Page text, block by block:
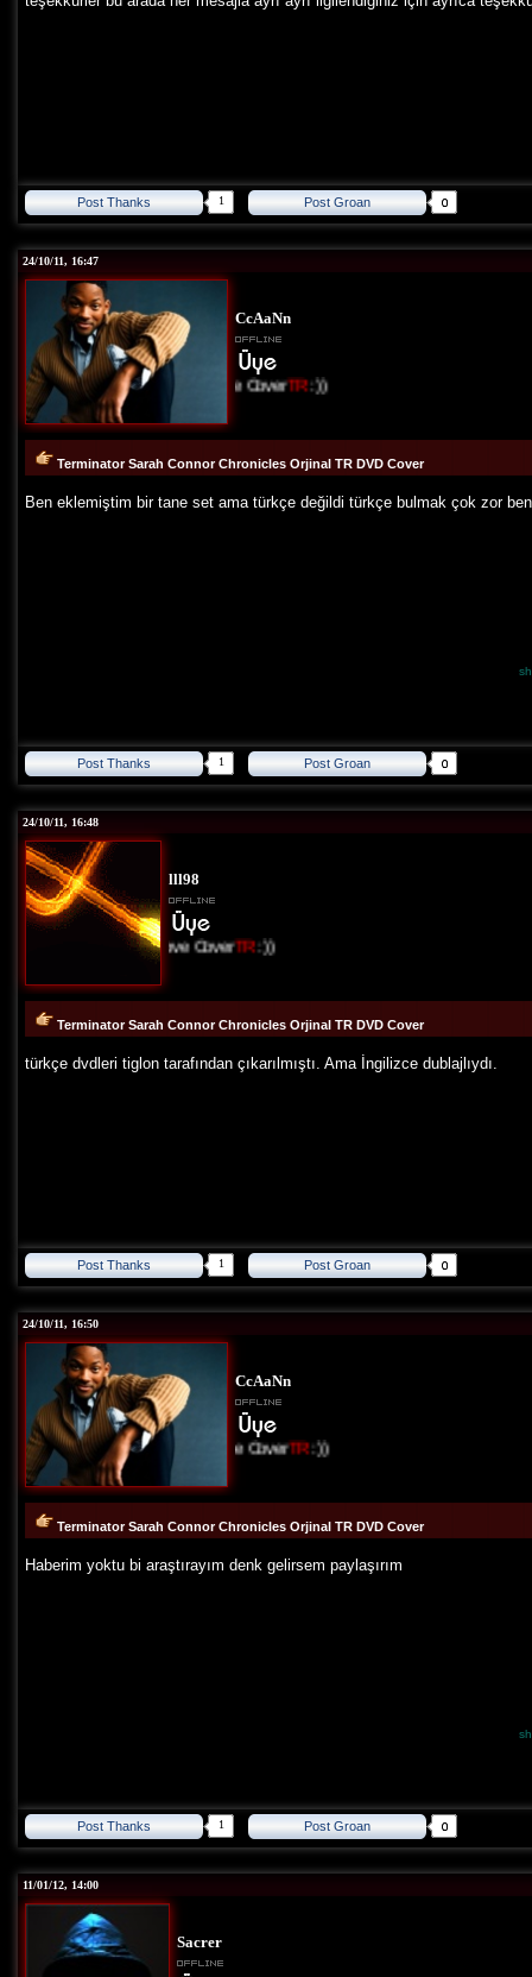
Post Thanks 1 Post Groan
24/10/11, 16:47
CcAaNn
I Love CoverTR:))
Terminator Sarah Connor Chronicles Orjinal TR DVD Cover
Ben eklemiştim bir tane set ama türkçe değildi türkçe bulmak çok zor
Post Thanks 1 Post Groan
24/10/11, 16:48
lll98
I Love CoverTR:))
Terminator Sarah Connor Chronicles Orjinal TR DVD Cover
türkçe dvdleri tiglon tarafından çıkarılmıştı. Ama İngilizce dublajlıydı.
Post Thanks 1 Post Groan
24/10/11, 16:50
CcAaNn
I Love CoverTR:))
Terminator Sarah Connor Chronicles Orjinal TR DVD Cover
Haberim yoktu bi araştırayım denk gelirsem paylaşırım
Post Thanks 1 Post Groan
11/01/12, 14:00
Sacrer